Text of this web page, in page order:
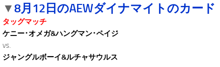
▼8月12日のAEWダイナマイトのカード
タッグマッチ
ケニー･オメガ&ハングマン･ペイジ
vs.
ジャングルボーイ&ルチャサウルス